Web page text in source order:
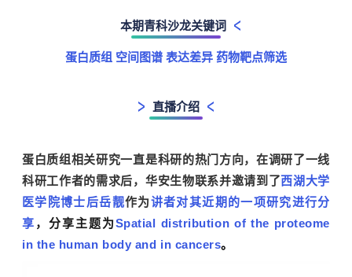
本期青科沙龙关键词
蛋白质组 空间图谱 表达差异 药物靶点筛选
直播介绍
蛋白质组相关研究一直是科研的热门方向，在调研了一线
科研工作者的需求后，华安生物联系并邀请到了西湖大学
医学院博士后岳靓作为讲者对其近期的一项研究进行分
享 ，分享主题为Spatial distribution of the proteome
in the human body and in cancers。